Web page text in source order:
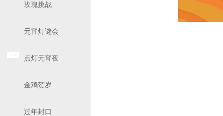
玫瑰挑战
元宵灯谜会
点灯元宵夜
金鸡贺岁
过年封口